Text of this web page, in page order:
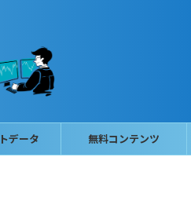
データ 無料コンテンツ